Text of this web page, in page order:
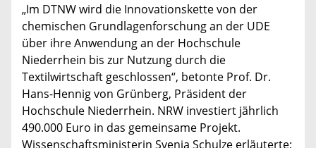
„Im DTNW wird die Innovationskette von der
chemischen Grundlagenforschung an der UDE
über ihre Anwendung an der Hochschule
Niederrhein bis zur Nutzung durch die
Textilwirtschaft geschlossen“, betonte Prof. Dr.
Hans-Hennig von Grünberg, Präsident der
Hochschule Niederrhein. NRW investiert jährlich
490.000 Euro in das gemeinsame Projekt.
Wissenschaftsministerin Svenja Schulze erläuterte: